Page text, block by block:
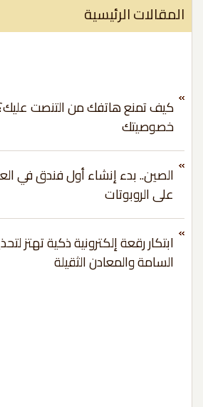
الرئيسية
كيف تمنع هاتفك من التنصت عليك؟
خصوصيتك
الصين.. بدء إنشاء أول فندق في العالم
على الروبوتات
ابتكار رقعة إلكترونية ذكية تهتز
السامة والمعادن الثقيلة